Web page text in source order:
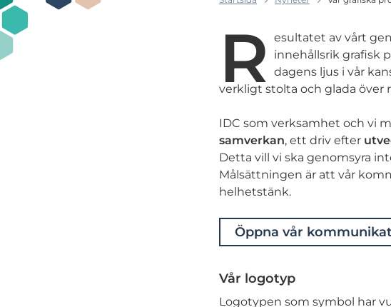
R esultatet av vårt
innehållsrik grafisk
dagens ljus i vår
verkligt stolta och glada över
IDC som verksamhet och vi
samverkan, ett driv efter
Detta vill vi ska genomsyra
Målsättningen är att vår
helhetstänk.
Öppna vår
Vår logotyp
Logotypen som symbol har